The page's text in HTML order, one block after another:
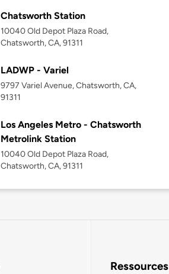
Chatsworth Station
10040 Old Depot Plaza Road,
Chatsworth, CA, 91311
LADWP - Variel
9797 Variel Avenue, Chatsworth, CA,
91311
Los Angeles Metro - Chatsworth
Metrolink Station
10040 Old Depot Plaza Road,
Chatsworth, CA, 91311
Ressources